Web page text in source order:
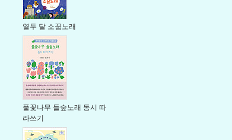
열두 달 소꿉노래
풀꽃나무 들숲노래 동시 따
라쓰기